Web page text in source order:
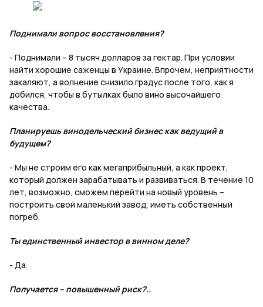
Поднимали вопрос восстановления?
- Поднимали – 8 тысяч долларов за гектар. При условии
найти хорошие саженцы в Украине. Впрочем, неприятности
закаляют, а волнение снизило градус после того, как я
добился, чтобы в бутылках было вино высочайшего
качества.
Планируешь винодельческий бизнес как ведущий в
будущем?
- Мы не строим его как мегаприбыльный, а как проект,
который должен зарабатывать и развиваться. В течение 10
лет, возможно, сможем перейти на новый уровень –
построить свой маленький завод, иметь собственный
погреб.
Ты единственный инвестор в винном деле?
- Да.
Получается – повышенный риск?..